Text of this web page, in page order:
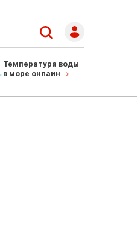
Температура воды
в море онлайн